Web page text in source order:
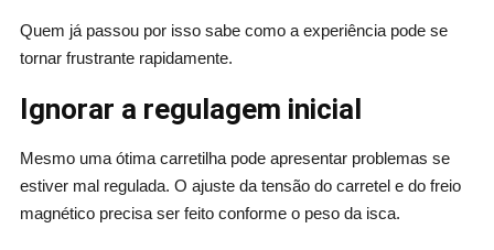
Quem já passou por isso sabe como a experiência pode se
tornar frustrante rapidamente.
Ignorar a regulagem inicial
Mesmo uma ótima carretilha pode apresentar problemas se
estiver mal regulada. O ajuste da tensão do carretel e do freio
magnético precisa ser feito conforme o peso da isca.